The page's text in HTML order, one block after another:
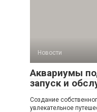
Новости
Аквариумы
запуск и
Создание
увлекательное